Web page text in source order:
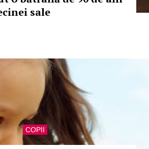
sale
COPII